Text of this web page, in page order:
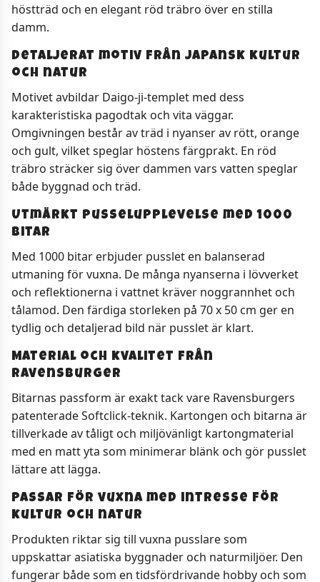
höstträd och en elegant röd träbro över en stilla
damm.
Detaljerat motiv från japansk kultur
och natur
Motivet avbildar Daigo-ji-templet med dess
karakteristiska pagodtak och vita väggar.
Omgivningen består av träd i nyanser av rött, orange
och gult, vilket speglar höstens färgprakt. En röd
träbro sträcker sig över dammen vars vatten speglar
både byggnad och träd.
Utmärkt pusselupplevelse med 1000
bitar
Med 1000 bitar erbjuder pusslet en balanserad
utmaning för vuxna. De många nyanserna i lövverket
och reflektionerna i vattnet kräver noggrannhet och
tålamod. Den färdiga storleken på 70 x 50 cm ger en
tydlig och detaljerad bild när pusslet är klart.
Material och kvalitet från
Ravensburger
Bitarnas passform är exakt tack vare Ravensburgers
patenterade Softclick-teknik. Kartongen och bitarna är
tillverkade av tåligt och miljövänligt kartongmaterial
med en matt yta som minimerar blänk och gör pusslet
lättare att lägga.
Passar för vuxna med intresse för
kultur och natur
Produkten riktar sig till vuxna pusslare som
uppskattar asiatiska byggnader och naturmiljöer. Den
fungerar både som en tidsfördrivande hobby och som